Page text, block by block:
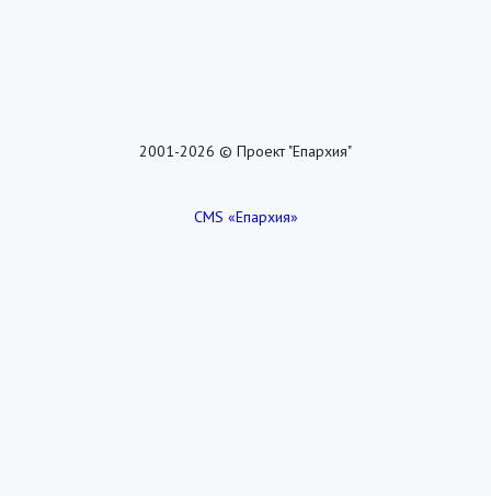
2001-2026 © Проект "Епархия"
CMS «Епархия»